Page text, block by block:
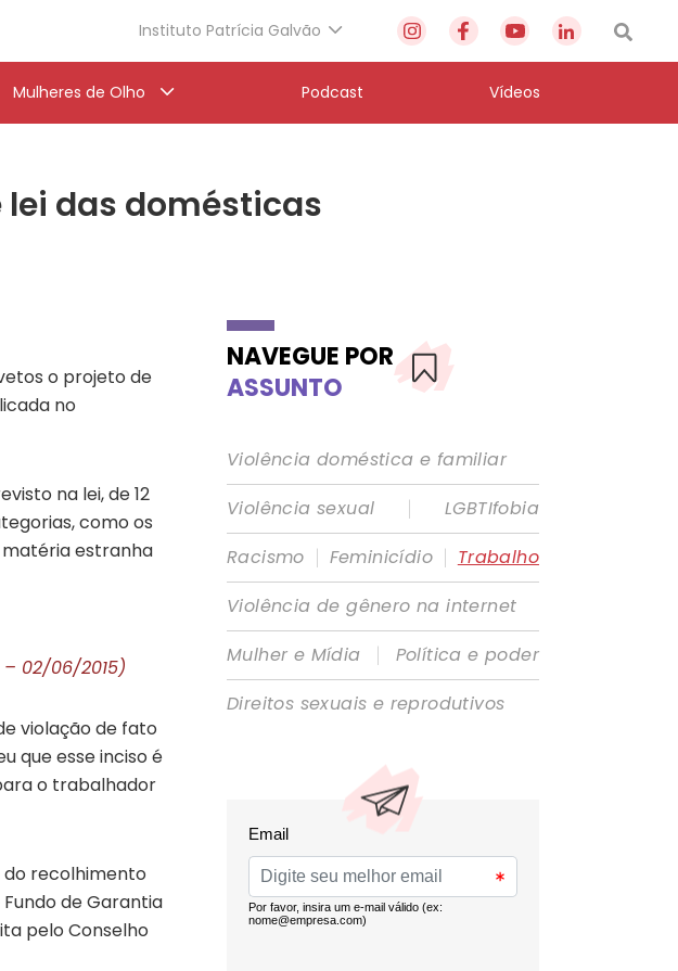
Instituto Patrícia Galvão
Mulheres de Olho Podcast Vídeos
das domésticas
o projeto de
no
na lei, de 12
como os
estranha
02/06/2015)
violação de fato
que esse inciso é
o trabalhador
do recolhimento
de Garantia
pelo Conselho
NAVEGUE POR
ASSUNTO
Violência doméstica e familiar
Violência sexual
|
LGBTIfobia
Racismo | Feminicídio | Trabalho
Violência de gênero na internet
Mulher e Mídia
|
Política e poder
Direitos sexuais e reprodutivos